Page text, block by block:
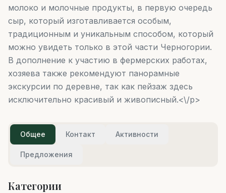
молоко и молочные продукты, в первую очередь
сыр, который изготавливается особым,
традиционным и уникальным способом, который
можно увидеть только в этой части Черногории.
В дополнение к участию в фермерских работах,
хозяева также рекомендуют панорамные
экскурсии по деревне, так как пейзаж здесь
исключительно красивый и живописный.<\/p>
Общее Контакт Активности
Предложения
Категории